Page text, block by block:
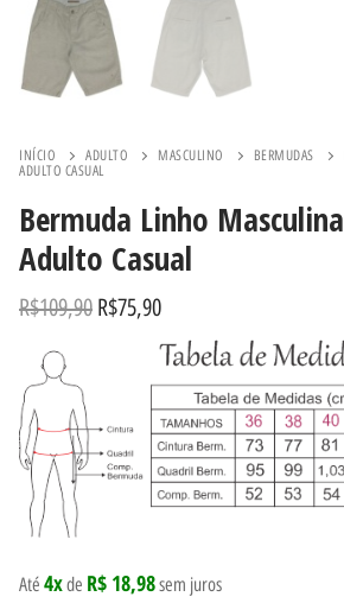
INÍCIO ADULTO MASCULINO BERMUDAS
ADULTO CASUAL
Bermuda Linho Masculina
Adulto Casual
R$109,90 R$75,90
Até 4xde R$ 18,98sem juros